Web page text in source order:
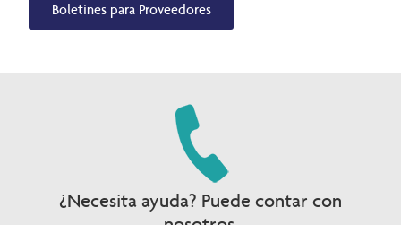
Boletines para Proveedores
¿Necesita ayuda? Puede contar con